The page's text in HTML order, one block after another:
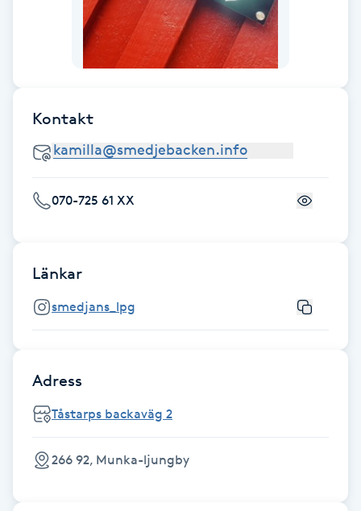
Fransk manikyr
Fransrengöring
Friskvård
Friskvårdsmassage
Frisör
Färgning
Föning
Gel naglar
Kontakt
070-725 61 XX
Länkar
smedjans_lpg
Adress
Tåstarps backaväg 2
266 92, Munka-ljungby